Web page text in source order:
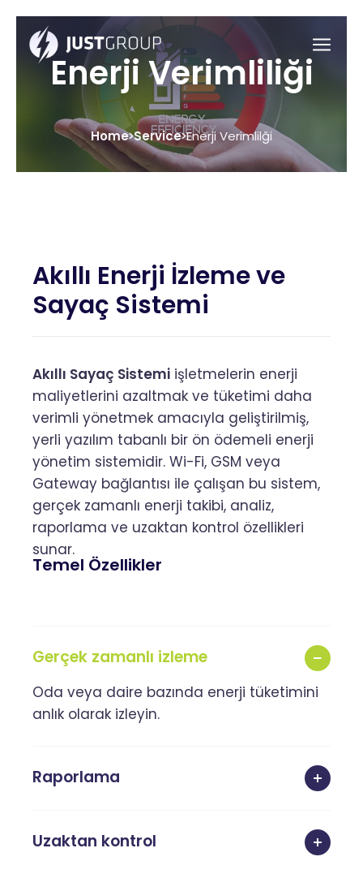
Enerji Verimliliği
Home Service Enerji Verimlilği
Akıllı Enerji İzleme ve
Sayaç Sistemi
Akıllı Sayaç Sistemi işletmelerin enerji
maliyetlerini azaltmak ve tüketimi daha
verimli yönetmek amacıyla geliştirilmiş,
yerli yazılım tabanlı bir ön ödemeli enerji
yönetim sistemidir. Wi-Fi, GSM veya
Gateway bağlantısı ile çalışan bu sistem,
gerçek zamanlı enerji takibi, analiz,
raporlama ve uzaktan kontrol özellikleri
sunar.
Temel Özellikler
Gerçek zamanlı izleme
Oda veya daire bazında enerji tüketimini
anlık olarak izleyin.
Raporlama
Uzaktan kontrol